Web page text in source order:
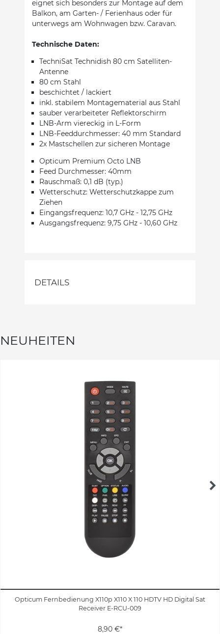
eignet sich besonders zur Montage auf dem
Balkon, am Garten- / Ferienhaus oder für
unterwegs am Wohnwagen bzw. Caravan.
Technische Daten:
TechniSat Technidish 80 cm Satelliten-
Antenne
80 cm Stahl
beschichtet / lackiert
inkl. stabilem Montagematerial aus Stahl
sauber verarbeiteter Reflektorschirm
LNB-Arm viereckig in L-Form
LNB-Feeddurchmesser: 40 mm Standard
2x Mastschellen zur sicheren Montage
Opticum Premium Octo LNB
Feed Durchmesser: 40mm
Rauschmaß: 0,1 dB (typ.)
Wetterschutz: Wetterschutzkappe zum
Ziehen
Eingangsfrequenz: 10,7 GHz - 12,75 GHz
Ausgangsfrequenz: 9,75 GHz - 10,60 GHz
DETAILS
NEUHEITEN
Opticum Fernbedienung X110p X110 X 110 HDTV HD Digital Sat
Receiver E-RCU-009
8,90 €*